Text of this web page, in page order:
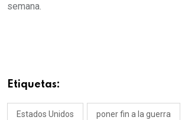
semana.
Etiquetas:
Estados Unidos poner fin a la guerra